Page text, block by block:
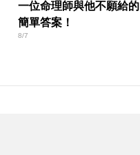
一位命理師與他不願給的
簡單答案！
8/7